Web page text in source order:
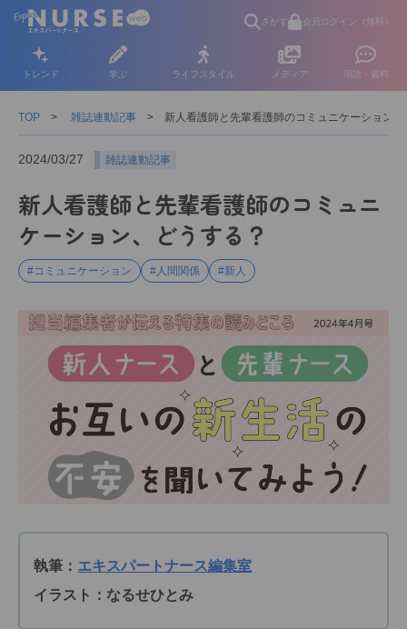
さがす 会員ログイン（無料）
トレンド 学ぶ ライフスタイル メディア 用語・資料
TOP 雑誌連動記事 新人看護師と先輩看護師のコミュニケーション
2024/03/27 雑誌連動記事
新人看護師と先輩看護師のコミュニ
ケーション、どうする？
#コミュニケーション #人間関係 #新人
執筆： エキスパートナース編集室
イラスト：なるせひとみ